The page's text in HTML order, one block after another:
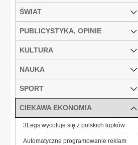
ŚWIAT
PUBLICYSTYKA, OPINIE
KULTURA
NAUKA
SPORT
CIEKAWA EKONOMIA
3Legs wycofuje się z polskich łupków
Automatyczne programowanie reklam